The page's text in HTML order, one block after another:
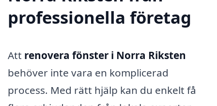
professionella företag
Att renovera fönster i Norra Riksten
behöver inte vara en komplicerad
process. Med rätt hjälp kan du enkelt få